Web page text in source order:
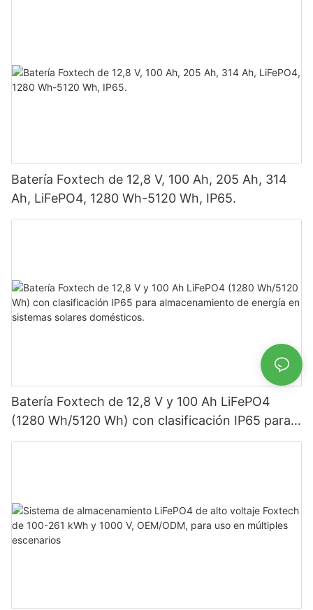
Batería Foxtech de 12,8 V, 100 Ah, 205 Ah, 314
Ah, LiFePO4, 1280 Wh-5120 Wh, IP65.
Batería Foxtech de 12,8 V y 100 Ah LiFePO4
(1280 Wh/5120 Wh) con clasificación IP65 para
almacenamiento de energía en sistemas solares